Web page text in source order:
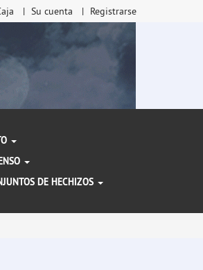
Su cuenta Registrarse
DE HECHIZOS